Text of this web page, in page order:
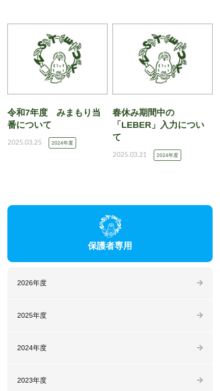
令和7年度 みまもり当
番について
2025.03.25 2024年度
春休み期間中の
「LEBER」入力につい
て
2025.03.21 2024年度
保護者専用
2026年度
2025年度
2024年度
2023年度